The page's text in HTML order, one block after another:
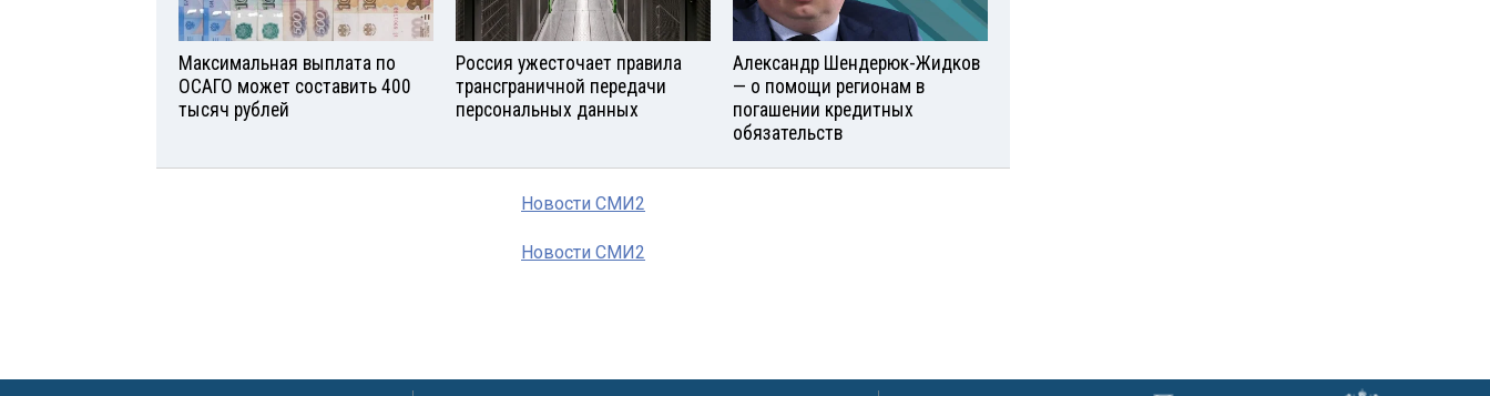
Максимальная выплата по
ОСАГО может составить 400
тысяч рублей
Россия ужесточает правила
трансграничной передачи
персональных данных
Александр Шендерюк-Жидков
— о помощи регионам в
погашении кредитных
обязательств
Новости СМИ2
Новости СМИ2